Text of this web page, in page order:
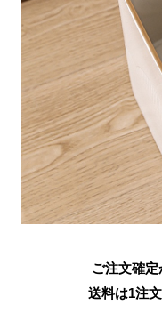
ご注文確
送料は1注